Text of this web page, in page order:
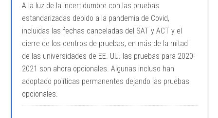
A la luz de la incertidumbre con las pruebas
estandarizadas debido a la pandemia de Covid,
incluidas las fechas canceladas del SAT y ACT y el
cierre de los centros de pruebas, en más de la mitad
de las universidades de EE. UU. las pruebas para 2020-
2021 son ahora opcionales. Algunas incluso han
adoptado políticas permanentes dejando las pruebas
opcionales.